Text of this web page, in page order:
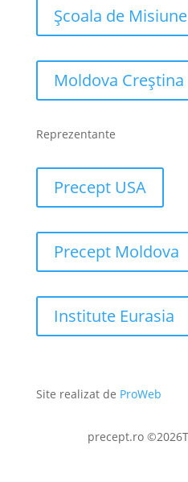
Școala de Misiune
Moldova Creștina
Reprezentante
Precept USA
Precept Moldova
Institute Eurasia
Site realizat de ProWeb
precept.ro